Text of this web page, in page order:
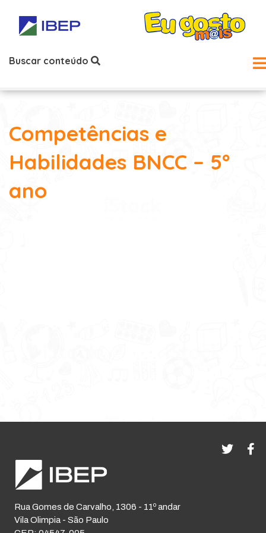
Buscar conteúdo
Competências e
Habilidades BNCC – 5º
ano
Rua Gomes de Carvalho, 1306 - 11º andar
Vila Olimpia - São Paulo